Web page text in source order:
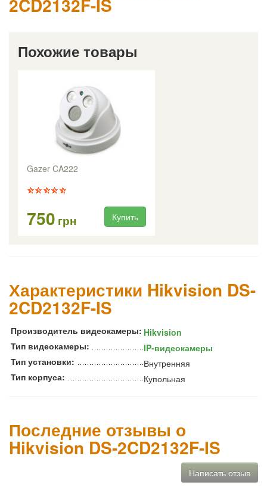
2CD2132F-IS
Похожие товары
Gazer CA222
750 грн Купить
Характеристики Hikvision DS-
2CD2132F-IS
Производитель видеокамеры: Hikvision
Тип видеокамеры:
IP-видеокамеры
Тип установки:
Внутренняя
Тип корпуса:
Купольная
Последние отзывы о
Hikvision DS-2CD2132F-IS
Написать отзыв